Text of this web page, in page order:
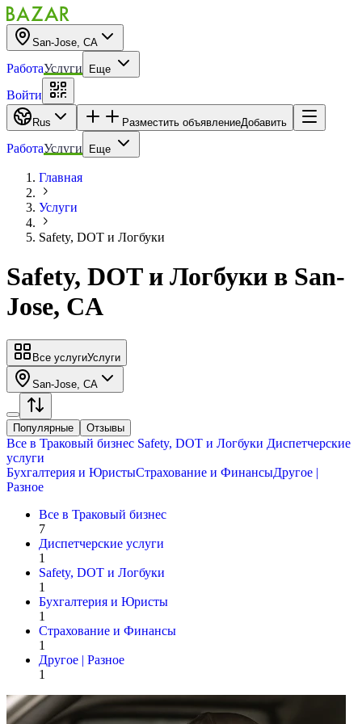
San-Jose, CA
РаботаУслуги Еще
Войти
Rus Разместить объявлениеДобавить
РаботаУслуги Еще
Главная
Услуги
Safety, DOT и Логбуки
Safety, DOT и Логбуки в San-
Jose, CA
Все услугиУслуги
San-Jose, CA
Популярные Отзывы
Все в Траковый бизнес Safety, DOT и Логбуки Диспетчерские
услуги
Бухгалтерия и ЮристыСтрахование и ФинансыДругое |
Разное
Все в Траковый бизнес
7
Диспетчерские услуги
1
Safety, DOT и Логбуки
1
Бухгалтерия и Юристы
1
Страхование и Финансы
1
Другое | Разное
1